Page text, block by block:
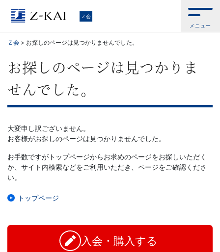
Ｚ
会
【公
式
サ
イ
ト】
自
ら
学
Ｚ会
メニュー
Ｚ会 > お探しのページは見つかりませんでした。
お探しのページは見つかりま
せんでした。
大変申し訳ございません。
お客様がお探しのページは見つかりませんでした。
お手数ですがトップページからお求めのページをお探しいただく
か、サイト内検索などをご利用いただき、ページをご確認くださ
い。
トップページ
入会・購入する